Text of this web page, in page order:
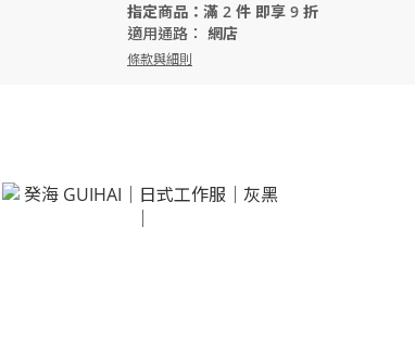
指定商品：滿 2 件 即享 9 折
適用通路： 網店
條款與細則